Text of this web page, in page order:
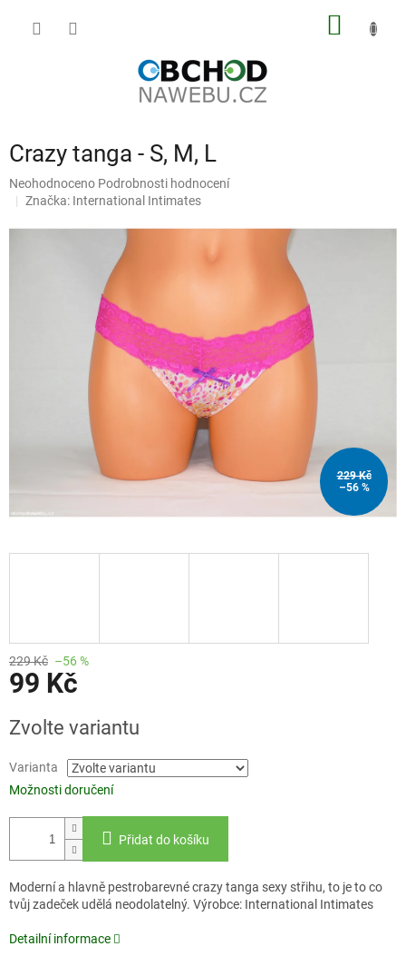
Crazy tanga - S, M, L
Průměrné
hodnocení
Neohodnoceno Podrobnosti hodnocení
Značka: International Intimates
229 Kč
–56 %
229 Kč –56 %
99 Kč
cena:
Zvolte variantu
Varianta
Možnosti doručení
Přidat do košíku
Moderní a hlavně pestrobarevné crazy tanga sexy střihu, to je to co
tvůj zadeček udělá neodolatelný. Výrobce: International Intimates
Detailní informace